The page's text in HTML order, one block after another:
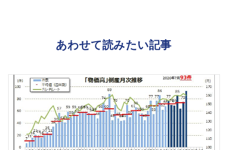
あわせて読みたい記事